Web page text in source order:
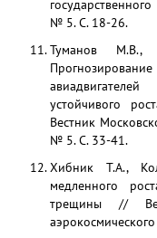
№ 5. С. 18-26.
Туманов М.В.,
устойчивого
Вестник
№ 5. С. 33-41.
Хибник Т.А.,
медленного
трещины //